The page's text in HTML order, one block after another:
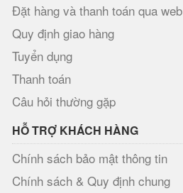
Đặt hàng và thanh toán qua web
Quy định giao hàng
Tuyển dụng
Thanh toán
Câu hỏi thường gặp
HỖ TRỢ KHÁCH HÀNG
Chính sách bảo mật thông tin
Chính sách & Quy định chung